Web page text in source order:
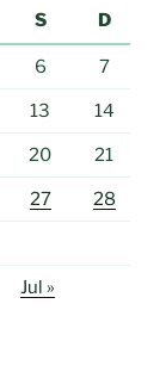
S D
6 7
13 14
20 21
27 28
Jul »